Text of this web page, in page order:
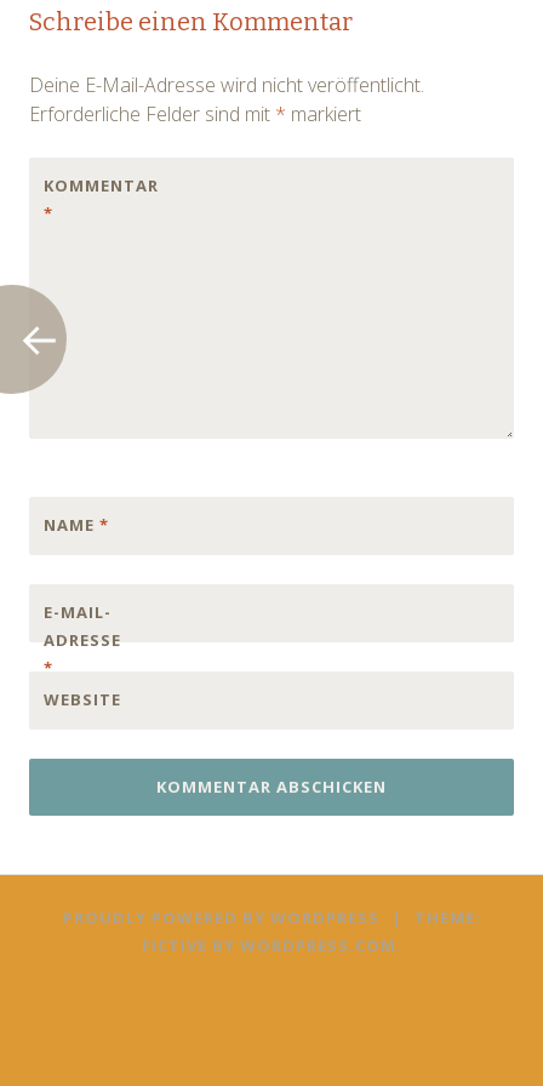
Schreibe einen Kommentar
Deine E-Mail-Adresse wird nicht veröffentlicht.
Erforderliche Felder sind mit * markiert
KOMMENTAR
*
NAME *
E-MAIL-
ADRESSE
*
WEBSITE
PROUDLY POWERED BY WORDPRESS |
THEME:
FICTIVE BY WORDPRESS.COM.